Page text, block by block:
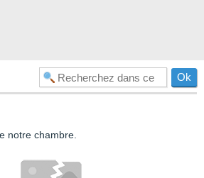
notre chambre.